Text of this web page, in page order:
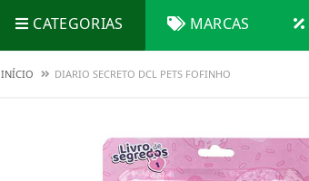
CATEGORIAS MARCAS
INÍCIO DIARIO SECRETO DCL PETS FOFINHO